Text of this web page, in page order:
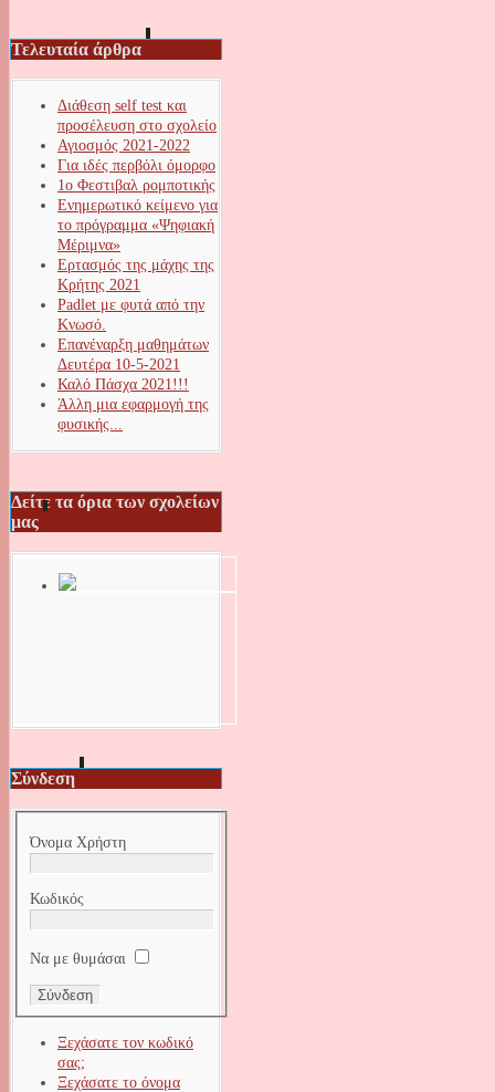
Τελευταία άρθρα
Διάθεση self test και
προσέλευση στο σχολείο
Αγιοσμός 2021-2022
Για ιδές περβόλι όμορφο
1ο Φεστιβαλ ρομποτικής
Ενημερωτικό κείμενο για
το πρόγραμμα «Ψηφιακή
Μέριμνα»
Ερτασμός της μάχης της
Κρήτης 2021
Padlet με φυτά από την
Κνωσό.
Επανέναρξη μαθημάτων
Δευτέρα 10-5-2021
Καλό Πάσχα 2021!!!
Άλλη μια εφαρμογή της
φυσικής...
Δείτε τα όρια των σχολείων
μας
Σύνδεση
Όνομα Χρήστη
Κωδικός
Να με θυμάσαι
Ξεχάσατε τον κωδικό
σας;
Ξεχάσατε το όνομα